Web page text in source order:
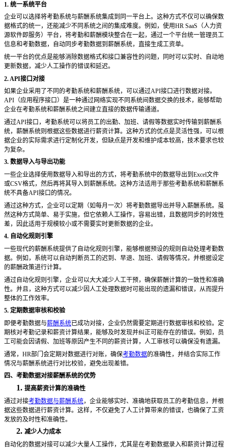
1. 统一系统平台
企业可以选择将考勤系统与薪酬系统集成到同一平台上。这种方式不仅可以确保数
据格式的统一，还能减少不同系统之间的集成难度。例如，使用HR SaaS（人力资
源软件即服务）平台，将考勤和薪酬模块整合在一起，通过一个平台统一管理员工
信息和考勤数据，自动同步考勤数据到薪酬系统，直接生成工资单。
统一平台的优点是能够消除数据格式和接口兼容性的问题，同时可以实时、自动地
更新数据，减少人工操作的错误和延迟。
2. API接口对接
如果企业采用了不同的考勤系统和薪酬系统，可以通过API接口进行数据对接。
API（应用程序接口）是一种通过网络实现不同系统间数据交换的技术，能够帮助
企业在考勤系统和薪酬系统之间建立直接的数据传输通道。
通过API接口，考勤系统可以将员工的出勤、加班、请假等数据实时传输到薪酬系
统，薪酬系统则根据这些数据进行薪资计算。这种方式的优点是灵活性强，可以根
据企业的实际需求进行定制化开发，但缺点是开发和维护成本较高，技术要求也较
为复杂。
3. 数据导入与导出功能
一些企业选择使用数据导入和导出的方式，将考勤系统中的数据导出到 Excel文件
或CSV格式，然后再将其导入到薪酬系统。这种方法适用于那些考勤系统和薪酬系
统不具备API接口的情况。
通过这种方式，企业可以定期（如每月一次）将考勤数据导出并导入薪酬系统。虽
然这种方式简单、易于实施，但它依赖人工操作，容易出错，且数据同步的时效性
差，因此适用于规模较小或不需要实时更新数据的企业。
4. 自动化规则引擎
一些现代的薪酬系统提供了自动化规则引擎，能够根据预设的规则自动处理考勤数
据。例如，系统可以自动判断员工的迟到、早退、加班、请假等情况，并根据设定
的薪酬政策进行计算。
通过自动化规则引擎，企业可以大大减少人工干预，确保薪酬计算的一致性和准确
性。并且，这种方式可以减少因人工处理数据时可能出现的遗漏和错误，从而提升
整体的工作效率。
5. 定期数据审核和校验
即便考勤数据与薪酬系统已成功对接，企业仍然需要定期进行数据审核和校验。定
期核对考勤记录和薪资计算结果，能够及时发现并纠正可能存在的错误。例如，员
工可能会因请假、加班等原因产生不同的薪资计算，人工审核可以确保没有遗漏。
通常， HR部门会定期对数据进行对账，确保考勤数据的准确性，并结合实际工作
情况与薪酬系统进行对比校验，避免出现差错。
四、考勤数据对接薪酬系统的优势
1. 提高薪资计算的准确性
通过对接考勤数据与薪酬系统，企业能够实时、准确地获取员工的考勤信息，并根
据这些数据进行薪资计算。这样，不仅避免了人工计算带来的错误，也确保了工资
发放的及时性和准确性。
2. 减少人力成本
自动化的数据对接可以减少大量人工操作，尤其是在考勤数据录入和薪资计算过程